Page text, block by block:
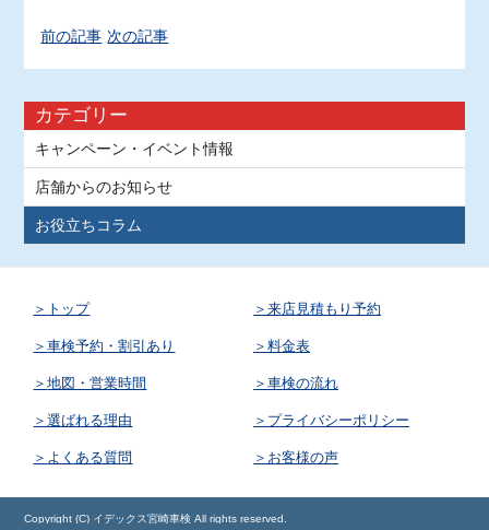
前の記事 次の記事
カテゴリー
キャンペーン・イベント情報
店舗からのお知らせ
お役立ちコラム
トップ 来店見積もり予約
車検予約・割引あり 料金表
地図・営業時間 車検の流れ
選ばれる理由 プライバシーポリシー
よくある質問 お客様の声
Copyright (C) イデックス宮崎車検 All rights reserved.